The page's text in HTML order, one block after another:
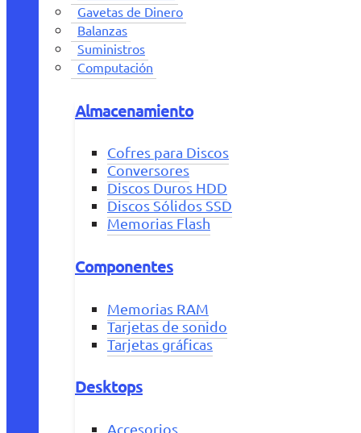
Gavetas de Dinero
Balanzas
Suministros
Computación
Almacenamiento
Cofres para Discos
Conversores
Discos Duros HDD
Discos Sólidos SSD
Memorias Flash
Componentes
Memorias RAM
Tarjetas de sonido
Tarjetas gráficas
Desktops
Accesorios